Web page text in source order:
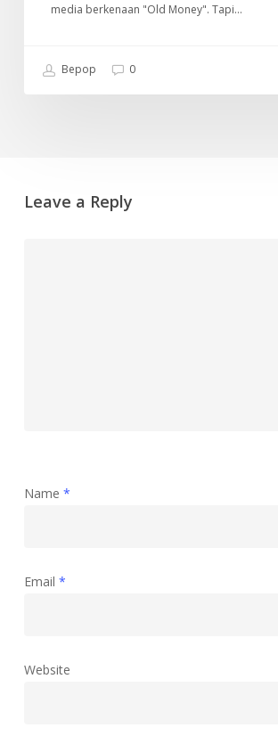
media berkenaan "Old Money". Tapi…
Bepop 0
Leave a Reply
Name *
Email *
Website